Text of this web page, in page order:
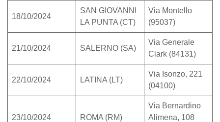
18/10/2024
SAN GIOVANNI
LA PUNTA (CT)
Via Montello
(95037)
21/10/2024 SALERNO (SA)
Via Generale
Clark (84131)
22/10/2024 LATINA (LT)
Via Isonzo, 221
(04100)
23/10/2024 ROMA (RM)
Via Bernardino
Alimena, 108